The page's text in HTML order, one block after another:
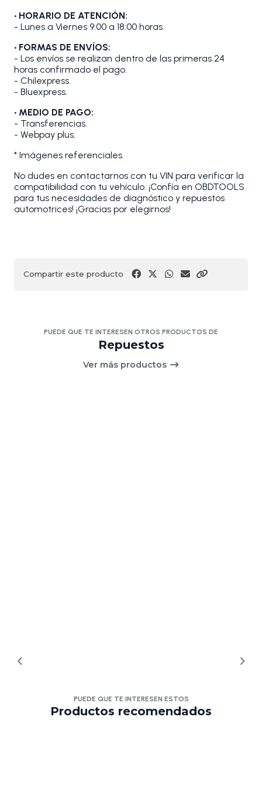
• HORARIO DE ATENCIÓN:
- Lunes a Viernes 9:00 a 18:00 horas.
• FORMAS DE ENVÍOS:
- Los envíos se realizan dentro de las primeras 24
horas confirmado el pago.
- Chilexpress.
- Bluexpress.
• MEDIO DE PAGO:
- Transferencias.
- Webpay plus.
* Imágenes referenciales
No dudes en contactarnos con tu VIN para verificar la
compatibilidad con tu vehículo. ¡Confía en OBDTOOLS
para tus necesidades de diagnóstico y repuestos
automotrices! ¡Gracias por elegirnos!
Compartir este producto
PUEDE QUE TE INTERESEN OTROS PRODUCTOS DE
Repuestos
Ver más productos
PUEDE QUE TE INTERESEN ESTOS
Productos recomendados